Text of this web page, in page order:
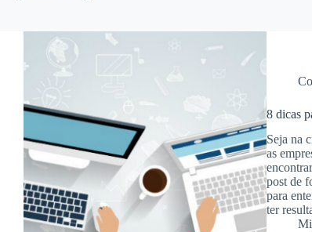
8 dicas
Seja na
as
post de
para
ter